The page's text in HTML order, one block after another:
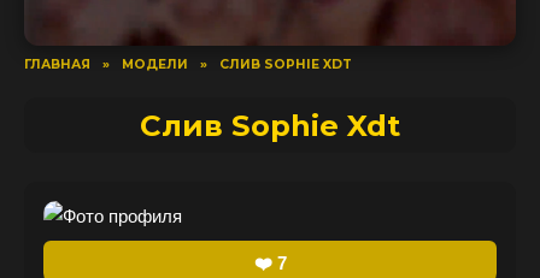
ГЛАВНАЯ » МОДЕЛИ » СЛИВ SOPHIE XDT
Слив Sophie Xdt
❤️ 7